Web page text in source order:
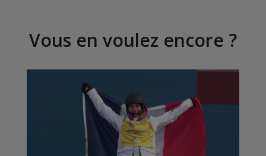
Vous en voulez encore ?